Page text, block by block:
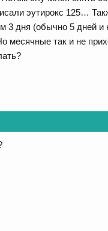
эутирокс 125…
дня (обычно 5 дней и
месячные так и не